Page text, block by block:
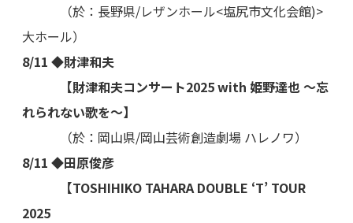
（於：長野県/レザンホール<塩尻市文化会館)>
大ホール）
8/11 ◆財津和夫
【財津和夫コンサート2025 with 姫野達也 ～忘
れられない歌を～】
（於：岡山県/岡山芸術創造劇場 ハレノワ）
8/11 ◆田原俊彦
【TOSHIHIKO TAHARA DOUBLE ‘T’ TOUR
2025